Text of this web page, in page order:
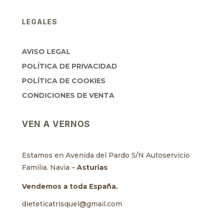
LEGALES
AVISO LEGAL
POLÍTICA DE PRIVACIDAD
POLÍTICA DE COOKIES
CONDICIONES DE VENTA
VEN A VERNOS
Estamos en Avenida del Pardo S/N Autoservicio
Familia. Navia – Asturias
Vendemos a toda España.
dieteticatrisquel@gmail.com